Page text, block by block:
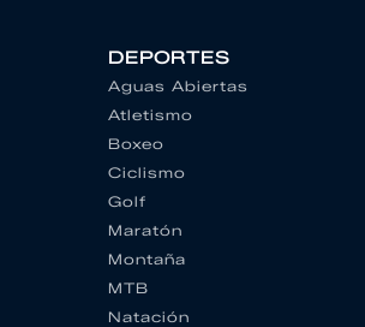
DEPORTES
Aguas Abiertas
Atletismo
Boxeo
Ciclismo
Golf
Maratón
Montaña
MTB
Natación